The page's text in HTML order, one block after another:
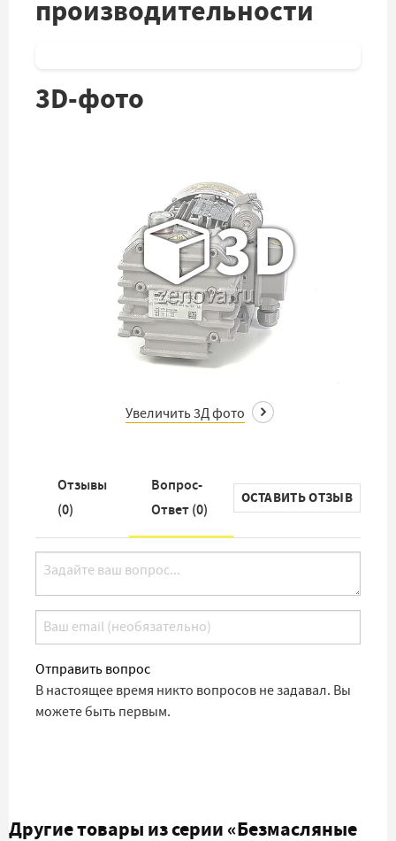
производительности
3D-фото
3D
Увеличить 3Д фото
Отзывы
(0)
Вопрос-
Ответ (0)
ОСТАВИТЬ ОТЗЫВ
Отправить вопрос
В настоящее время никто вопросов не задавал. Вы
можете быть первым.
Другие товары из серии«Безмасляные